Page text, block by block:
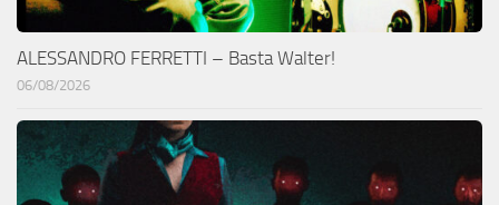
ALESSANDRO FERRETTI – Basta Walter!
06/08/2026